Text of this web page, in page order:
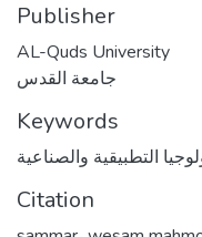
Publisher
AL-Quds University
جامعة القدس
Keywords
Citation